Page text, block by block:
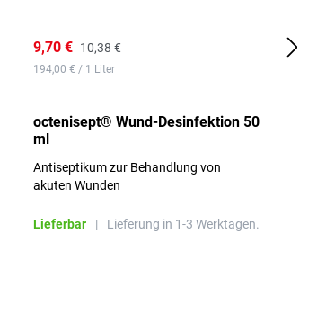
9,70 € 10,38 €
194,00 € / 1 Liter
octenisept® Wund-Desinfektion 50
ml
Antiseptikum zur Behandlung von
akuten Wunden
Lieferbar | Lieferung in 1-3 Werktagen.